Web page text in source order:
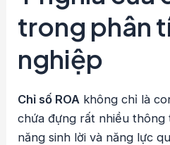
trong phân
nghiệp
Chỉ số ROA không chỉ là
chứa đựng rất nhiều thông
năng sinh lời và năng lực